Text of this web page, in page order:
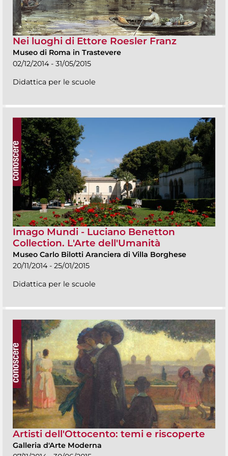
Nei luoghi di Ettore Roesler Franz
Museo di Roma in Trastevere
02/12/2014 - 31/05/2015
Didattica per le scuole
Imago Mundi - Luciano Benetton
Collection. L'Arte dell'Umanità
Museo Carlo Bilotti Aranciera di Villa Borghese
20/11/2014 - 25/01/2015
Didattica per le scuole
Artisti dell'Ottocento: temi e riscoperte
Galleria d'Arte Moderna